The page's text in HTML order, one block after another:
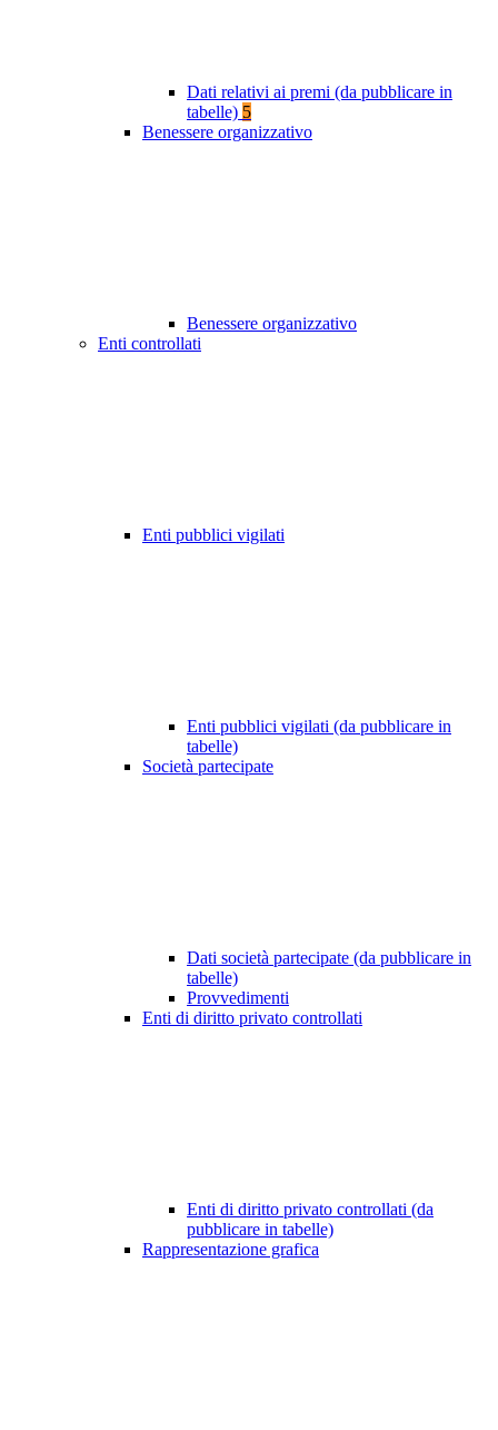
Dati relativi ai premi (da pubblicare in
tabelle) 5
Benessere organizzativo
Benessere organizzativo
Enti controllati
Enti pubblici vigilati
Enti pubblici vigilati (da pubblicare in
tabelle)
Società partecipate
Dati società partecipate (da pubblicare in
tabelle)
Provvedimenti
Enti di diritto privato controllati
Enti di diritto privato controllati (da
pubblicare in tabelle)
Rappresentazione grafica